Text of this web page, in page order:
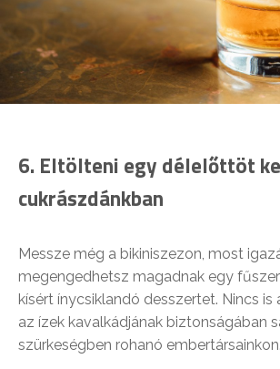
6. Eltölteni egy délelőttöt
cukrászdánkban
Messze még a bikiniszezon, most
megengedhetsz magadnak egy
kísért ínycsiklandó desszertet. Nincs is
az ízek kavalkádjának biztonságában
szürkeségben rohanó embertársainkon.